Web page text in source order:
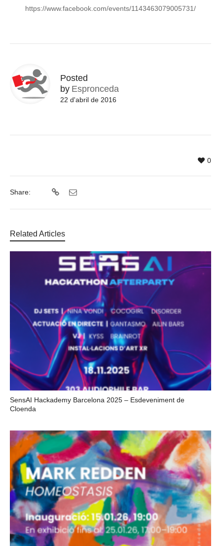
https://www.facebook.com/events/1143463079005731/
Posted
by Espronceda
22 d'abril de 2016
0
Share:
Related Articles
SensAI Hackademy Barcelona 2025 – Esdeveniment de
Cloenda